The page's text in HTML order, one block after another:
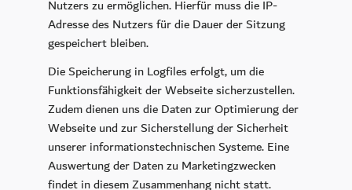
Nutzers zu ermöglichen. Hierfür muss die IP-
Adresse des Nutzers für die Dauer der Sitzung
gespeichert bleiben.
Die Speicherung in Logfiles erfolgt, um die
Funktionsfähigkeit der Webseite sicherzustellen.
Zudem dienen uns die Daten zur Optimierung der
Webseite und zur Sicherstellung der Sicherheit
unserer informationstechnischen Systeme. Eine
Auswertung der Daten zu Marketingzwecken
findet in diesem Zusammenhang nicht statt.